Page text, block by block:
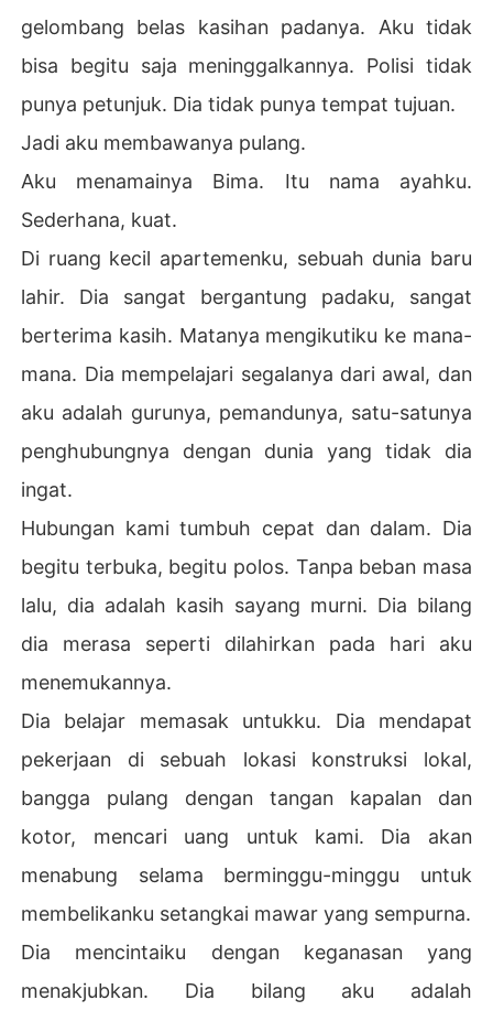
gelombang belas kasihan padanya. Aku tidak
bisa begitu saja meninggalkannya. Polisi tidak
punya petunjuk. Dia tidak punya tempat tujuan.
Jadi aku membawanya pulang.
Aku menamainya Bima. Itu nama ayahku.
Sederhana, kuat.
Di ruang kecil apartemenku, sebuah dunia baru
lahir. Dia sangat bergantung padaku, sangat
berterima kasih. Matanya mengikutiku ke mana-
mana. Dia mempelajari segalanya dari awal, dan
aku adalah gurunya, pemandunya, satu-satunya
penghubungnya dengan dunia yang tidak dia
ingat.
Hubungan kami tumbuh cepat dan dalam. Dia
begitu terbuka, begitu polos. Tanpa beban masa
lalu, dia adalah kasih sayang murni. Dia bilang
dia merasa seperti dilahirkan pada hari aku
menemukannya.
Dia belajar memasak untukku. Dia mendapat
pekerjaan di sebuah lokasi konstruksi lokal,
bangga pulang dengan tangan kapalan dan
kotor, mencari uang untuk kami. Dia akan
menabung selama berminggu-minggu untuk
membelikanku setangkai mawar yang sempurna.
Dia mencintaiku dengan keganasan yang
menakjubkan. Dia bilang aku adalah